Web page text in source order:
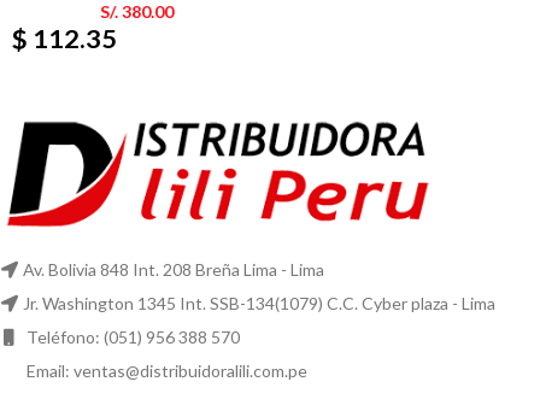
S/.380.00
$ 112.35
Av. Bolivia 848 Int. 208 Breña Lima - Lima
Jr. Washington 1345 Int. SSB-134(1079) C.C. Cyber plaza - Lima
Teléfono: (051) 956 388 570
Email: ventas@distribuidoralili.com.pe